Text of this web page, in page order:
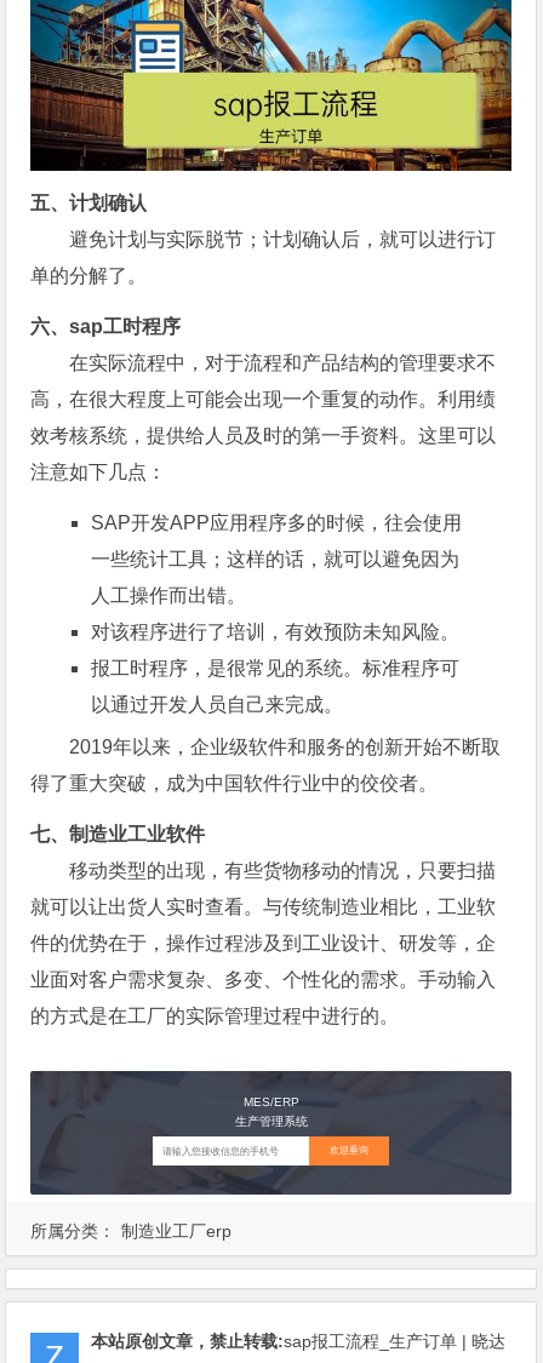
所属分类： 制造业工厂erp
五、计划确认
避免计划与实际脱节；计划确认后，就可以进行订
单的分解了。
六、sap工时程序
在实际流程中，对于流程和产品结构的管理要求不
高，在很大程度上可能会出现一个重复的动作。利用绩
效考核系统，提供给人员及时的第一手资料。这里可以
注意如下几点：
SAP开发APP应用程序多的时候，往会使用
一些统计工具；这样的话，就可以避免因为
人工操作而出错。
对该程序进行了培训，有效预防未知风险。
报工时程序，是很常见的系统。标准程序可
以通过开发人员自己来完成。
2019年以来，企业级软件和服务的创新开始不断取
得了重大突破，成为中国软件行业中的佼佼者。
七、制造业工业软件
移动类型的出现，有些货物移动的情况，只要扫描
就可以让出货人实时查看。与传统制造业相比，工业软
件的优势在于，操作过程涉及到工业设计、研发等，企
业面对客户需求复杂、多变、个性化的需求。手动输入
的方式是在工厂的实际管理过程中进行的。
MES/ERP
生产管理系统
欢迎垂询
本站原创文章，禁止转载:sap报工流程_生产订单 | 晓达